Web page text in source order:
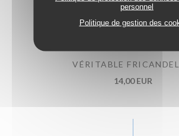
personnel
Politique de gestion des
Carbonade flamande - Welsh campagne
19,00 EUR
VÉRITABLE
14,00 EUR